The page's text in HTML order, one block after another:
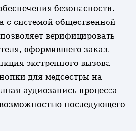
безопасности.
с системой общественной
верифицировать
оформившего заказ.
экстренного вызова
для медсестры на
аудиозапись процесса
последующего